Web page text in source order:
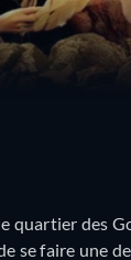
quartier des
se faire une